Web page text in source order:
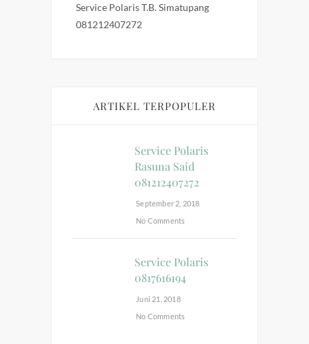
Service Polaris T.B. Simatupang
081212407272
ARTIKEL TERPOPULER
Service Polaris
Rasuna Said
081212407272
September 2, 2018
No Comments
Service Polaris
0817616194
Juni 21, 2018
No Comments